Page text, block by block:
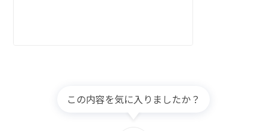
この内容を気に入りましたか？